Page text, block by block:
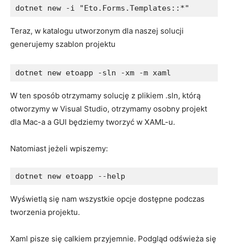
dotnet new -i "Eto.Forms.Templates::*"
Teraz, w katalogu utworzonym dla naszej solucji
generujemy szablon projektu
dotnet new etoapp -sln -xm -m xaml
W ten sposób otrzymamy solucję z plikiem .sln, którą
otworzymy w Visual Studio, otrzymamy osobny projekt
dla Mac-a a GUI będziemy tworzyć w XAML-u.
Natomiast jeżeli wpiszemy:
dotnet new etoapp --help
Wyświetlą się nam wszystkie opcje dostępne podczas
tworzenia projektu.
Xaml pisze się calkiem przyjemnie. Podgląd odświeża się